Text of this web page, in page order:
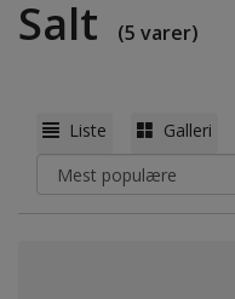
Salt (5 varer)
Liste Galleri